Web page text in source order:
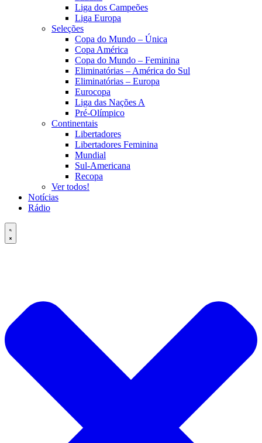
Liga dos Campeões
Liga Europa
Seleções
Copa do Mundo – Única
Copa América
Copa do Mundo – Feminina
Eliminatórias – América do Sul
Eliminatórias – Europa
Eurocopa
Liga das Nações A
Pré-Olímpico
Continentais
Libertadores
Libertadores Feminina
Mundial
Sul-Americana
Recopa
Ver todos!
Notícias
Rádio